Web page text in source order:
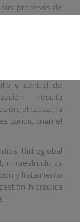
procesos de
a comprobar
y control de
resulta
el caudal, la
condicionan el
Hidroglobal
infraestructuras
y tratamiento
hidráulica